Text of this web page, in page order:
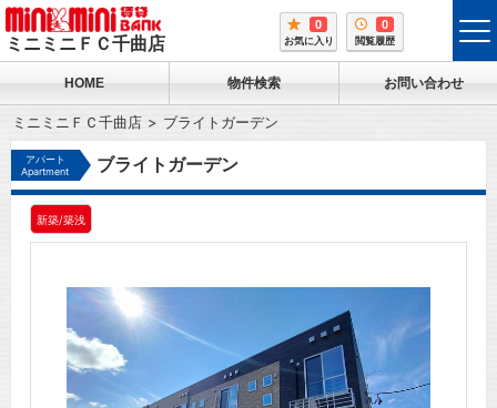
ミニミニＦＣ千曲店
0
お気に入り
0
閲覧履歴
HOME 物件検索 お問い合わせ
ミニミニＦＣ千曲店 ブライトガーデン
アパート
Apartment
ブライトガーデン
新築/築浅